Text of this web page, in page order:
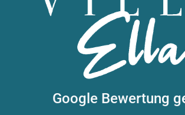
Google Bewertung